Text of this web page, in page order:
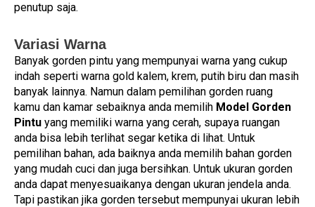
penutup saja.
Variasi Warna
Banyak gorden pintu yang mempunyai warna yang cukup
indah seperti warna gold kalem, krem, putih biru dan masih
banyak lainnya. Namun dalam pemilihan gorden ruang
kamu dan kamar sebaiknya anda memilih Model Gorden
Pintu yang memiliki warna yang cerah, supaya ruangan
anda bisa lebih terlihat segar ketika di lihat. Untuk
pemilihan bahan, ada baiknya anda memilih bahan gorden
yang mudah cuci dan juga bersihkan. Untuk ukuran gorden
anda dapat menyesuaikanya dengan ukuran jendela anda.
Tapi pastikan jika gorden tersebut mempunyai ukuran lebih